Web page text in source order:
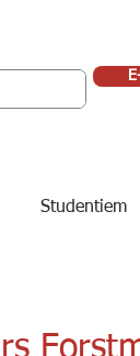
Studentiem